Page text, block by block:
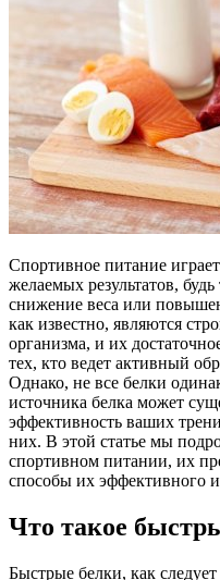
Спортивное питание
желаемых результатов,
снижение веса или
как известно, являются
организма, и их
тех, кто ведет активный
Однако, не все белки
источника белка может
эффективность ваших
них. В этой статье мы
спортивном питании, их
способы их эффективного
Что такое
Быстрые белки, как